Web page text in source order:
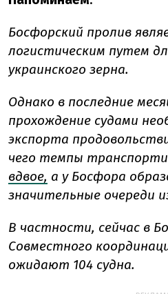
Босфорский пролив
логистическим путем
украинского зерна.
Однако в последние
прохождение судами
экспорта
чего темпы
вдвое, а у Босфора
значительные очереди
В частности, сейчас в
Совместного
ожидают 104 судна.